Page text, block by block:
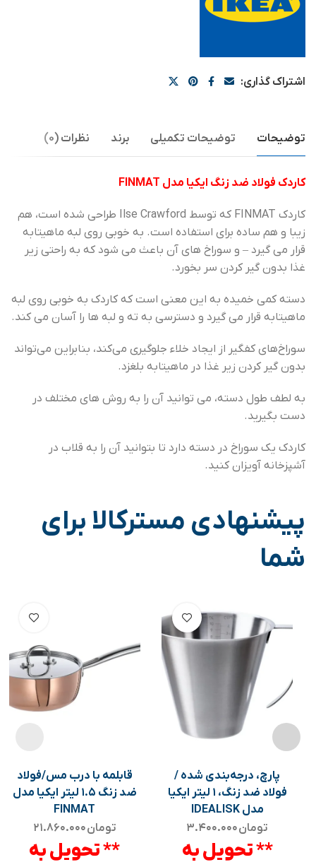
اشتراک گذاری:
توضیحات توضیحات تکمیلی برند نظرات (0)
کاردک فولاد ضد زنگ ایکیا مدل FINMAT
کاردک FINMAT که توسط Ilse Crawford طراحی شده است، هم
زیبا و هم ساده برای استفاده است. به خوبی روی لبه ماهیتابه
قرار می گیرد – و سوراخ های آن باعث می شود که به راحتی زیر
غذا بدون گیر کردن سر بخورد.
دسته کمی خمیده به این معنی است که کاردک به خوبی روی لبه
ماهیتابه قرار می گیرد و دسترسی به ته و لبه ها را آسان می کند.
سوراخ‌های کفگیر از ایجاد خلاء جلوگیری می‌کند، بنابراین می‌تواند
بدون گیر کردن زیر غذا در ماهیتابه بلغزد.
به لطف طول دسته، می توانید آن را به روش های مختلف در
دست بگیرید.
کاردک یک سوراخ در دسته دارد تا بتوانید آن را به قلاب در
آشپزخانه آویزان کنید.
پیشنهادی مسترکالا برای
شما
قابلمه با درب مس/فولاد
ضد زنگ ۱.۵ لیتر ایکیا مدل
FINMAT
تومان
** تحویل به
پارچ، درجه‌بندی شده /
فولاد ضد زنگ، ۱ لیتر ایکیا
مدل IDEALISK
تومان
** تحویل به